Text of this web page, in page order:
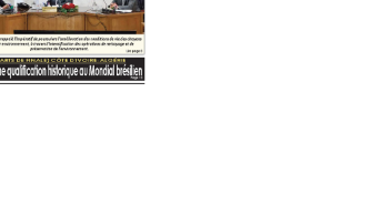
18 octobre 2021
Où va le Liban ?